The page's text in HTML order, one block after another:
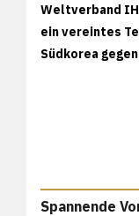
Weltverband
ein vereintes
Südkorea
Spannende